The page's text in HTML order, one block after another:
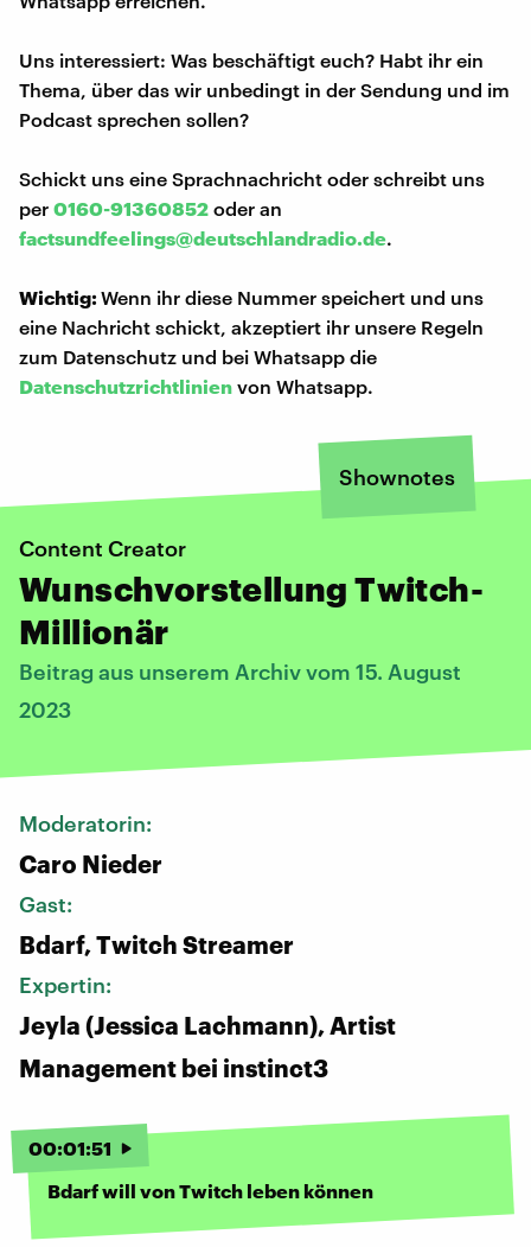
Uns interessiert: Was beschäftigt euch? Habt ihr ein
Thema, über das wir unbedingt in der Sendung und im
Podcast sprechen sollen?
Schickt uns eine Sprachnachricht oder schreibt uns
per 0160-91360852 oder an
factsundfeelings@deutschlandradio.de.
Wichtig:Wenn ihr diese Nummer speichert und uns
eine Nachricht schickt, akzeptiert ihr unsere Regeln
zum Datenschutz und bei Whatsapp die
Datenschutzrichtlinien von Whatsapp.
Shownotes
Content Creator
Wunschvorstellung Twitch-
Millionär
Beitrag aus unserem Archiv vom 15. August
2023
Moderatorin:
Caro Nieder
Gast:
Bdarf, Twitch Streamer
Expertin:
Jeyla (Jessica Lachmann), Artist
Management bei instinct3
00:01:51
Bdarf will von Twitch leben können